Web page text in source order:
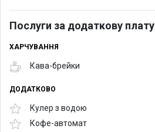
Послуги за додаткову плату
ХАРЧУВАННЯ
Кава-брейки
ДОДАТКОВО
Кулер з водою
Кофе-автомат